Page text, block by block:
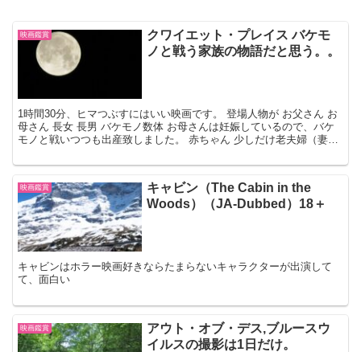
映画鑑賞
クワイエット・プレイス バケモ
ノと戦う家族の物語だと思う。。
1時間30分、ヒマつぶすにはいい映画です。 登場人物が お父さん お
母さん 長女 長男 バケモノ数体 お母さんは妊娠しているので、バケ
モノと戦いつつも出産致しました。 赤ちゃん 少しだけ老夫婦（妻は
映画鑑賞
キャビン（The Cabin in the
Woods）（JA-Dubbed）18＋
キャビンはホラー映画好きならたまらないキャラクターが出演して
て、面白い
映画鑑賞
アウト・オブ・デス,ブルースウ
イルスの撮影は1日だけ。